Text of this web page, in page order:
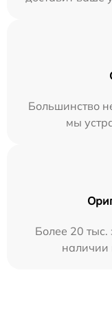
Большинство
мы
Более 20 тыс.
наличии